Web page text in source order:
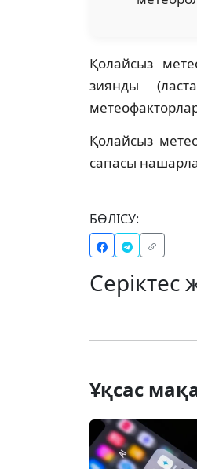
Қолайсыз
зиянды
Қолайсыз
сапасы
БӨЛІСУ:
Ұқсас